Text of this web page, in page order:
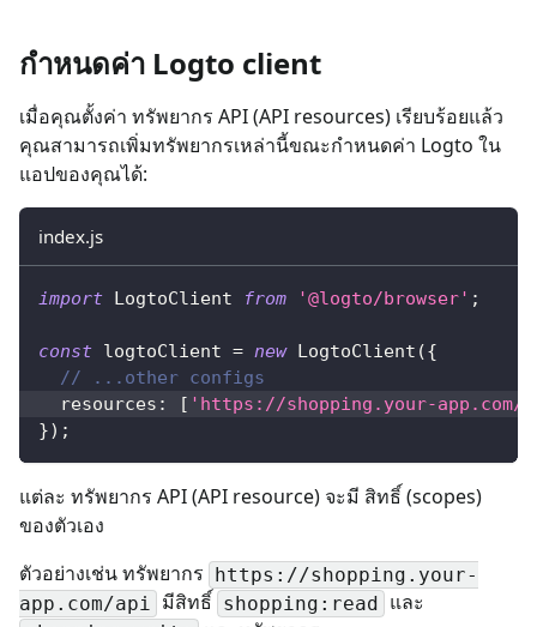
กำหนดค่า Logto client
เมื่อคุณตั้งค่า ทรัพยากร API (API resources) เรียบร้อยแล้ว
คุณสามารถเพิ่มทรัพยากรเหล่านี้ขณะกำหนดค่า Logto ใน
แอปของคุณได้:
index.js
import LogtoClient from '@logto/browser' ;
const logtoClient = new LogtoClient ({
// ...other configs
resources : [ 'https://shopping.your-app.com/
}) ;
แต่ละ ทรัพยากร API (API resource) จะมี สิทธิ์ (scopes)
ของตัวเอง
ตัวอย่างเช่น ทรัพยากร https://shopping.your-
app.com/api
มีสิทธิ์ shopping:read และ